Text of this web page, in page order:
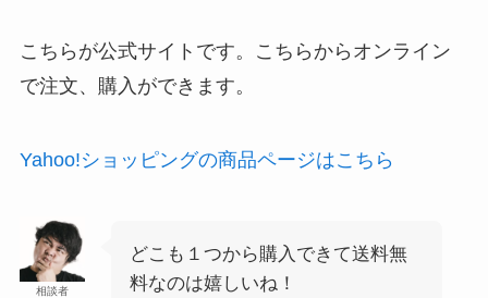
こちらが公式サイトです。こちらからオンライン
で注文、購入ができます。
Yahoo!ショッピングの商品ページはこちら
相談者
どこも１つから購入できて送料無
料なのは嬉しいね！